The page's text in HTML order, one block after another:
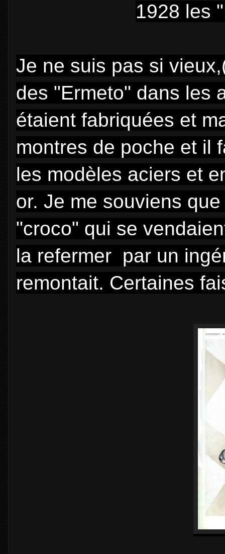
1928 les
Je ne suis pas si
des "Ermeto" dans les
étaient fabriquées et
montres de poche et il
les modèles aciers et
or. Je me souviens
"croco" qui se
la refermer par un
remontait. Certaines